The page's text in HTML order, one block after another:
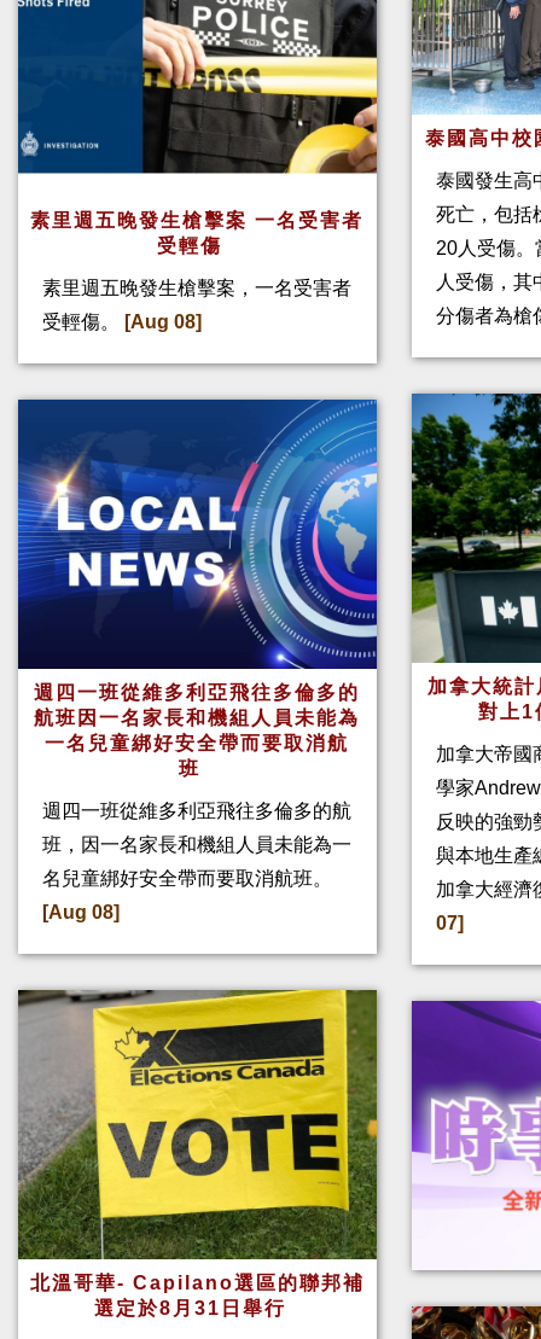
素里週五晚發生槍擊案 一名受害者
受輕傷
素里週五晚發生槍擊案，一名受害者
受輕傷。
[Aug 08]
週四一班從維多利亞飛往多倫多的
航班因一名家長和機組人員未能為
一名兒童綁好安全帶而要取消航
班
週四一班從維多利亞飛往多倫多的航
班，因一名家長和機組人員未能為一
名兒童綁好安全帶而要取消航班。
[Aug 08]
北溫哥華- Capilano選區的聯邦補
選定於8月31日舉行
泰國高中
泰國發生高
死亡，包括
20人受傷
人受傷，其
分傷者為槍
加拿大統
對上
加拿大帝國
學家
反映的強勁
與本地生產
加拿大經濟
07]